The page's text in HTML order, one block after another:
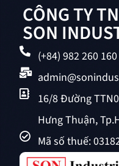
CÔNG TY
SON
(+84) 982 260 160
16/8 Đường
Hưng Thuận,
Mã số thuế: